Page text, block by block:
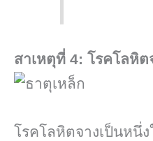
สาเหตุที่ 4: โรคโลหิต
โรคโลหิตจางเป็นหนึ่